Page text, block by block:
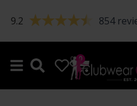
9.2 854
0 0